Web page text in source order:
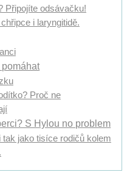
Připojíte odsávačku!
i laryngitidě.
Proč ne
S Hylou no problem
tak jako tisíce rodičů kolem